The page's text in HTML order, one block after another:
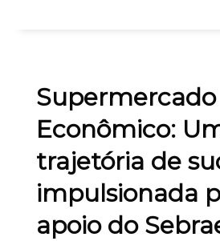
Supermercado
Econômico:
trajetória de
impulsionada
apoio do